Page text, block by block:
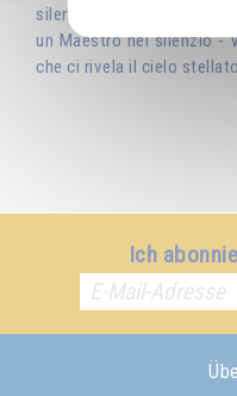
silenzio, ricerca del
un Maestro nel silenzio -
che ci rivela il cielo
Ich